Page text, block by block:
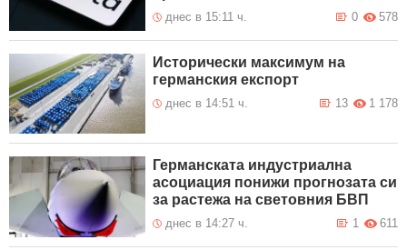
днес в 15:11 ч. 578
0
Исторически максимум на
германския експорт
днес в 14:51 ч. 1 178
13
Германската индустриална
асоциация понижи прогнозата си
за растежа на световния БВП
днес в 14:27 ч. 611
1